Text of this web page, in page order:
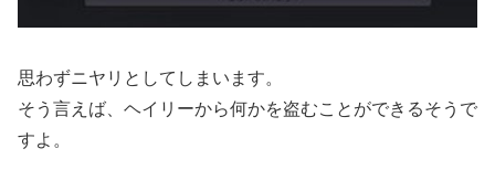
思わずニヤリとしてしまいます。
そう言えば、ヘイリーから何かを盗むことができるそうで
すよ。